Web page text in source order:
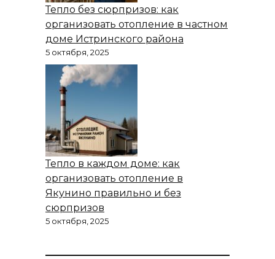
Тепло без сюрпризов: как
организовать отопление в частном
доме Истринского района
5 октября, 2025
Тепло в каждом доме: как
организовать отопление в
Якунино правильно и без
сюрпризов
5 октября, 2025